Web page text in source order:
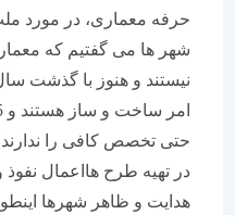
حرفه معماری، در مورد ملت
شهر ها می گفتیم که معماران
امر
حتی تخصص کافی را ندارند؛ اما
در تهیه طرح هااعمال نفوذ و نظر
هدایت و ظاهر شهرها اینطور می